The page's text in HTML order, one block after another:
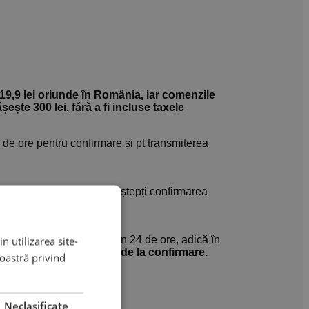
lei oriunde în România, iar comenzile
300 lei, fără a fi incluse taxele
ore pentru confirmare și pt transmiterea
fără a mai fi nevoie să aștepți confirmarea
dintre comenzi ajung în 24 de ore, adică în
48 de ore lucrătoare de la confirmare.
utilizarea site-
privind
Neclasificate